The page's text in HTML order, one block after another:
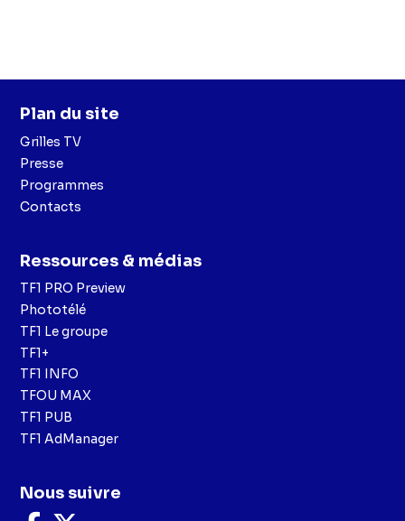
Plan du site
Grilles TV
Presse
Programmes
Contacts
Ressources & médias
TF1 PRO Preview
Phototélé
TF1 Le groupe
TF1+
TF1 INFO
TFOU MAX
TF1 PUB
TF1 AdManager
Nous suivre